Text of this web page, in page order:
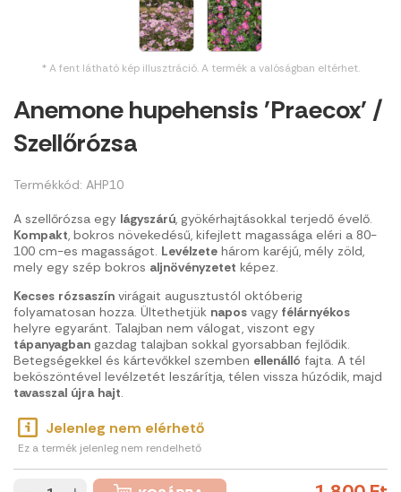
* A fent látható kép illusztráció. A termék a valóságban eltérhet.
Anemone hupehensis 'Praecox' /
Szellőrózsa
Termékkód: AHP10
A szellőrózsa egy lágyszárú, gyökérhajtásokkal terjedő évelő.
Kompakt, bokros növekedésű, kifejlett magassága eléri a 80-
100 cm-es magasságot. Levélzete három karéjú, mély zöld,
mely egy szép bokros aljnövényzetet képez.
Kecses rózsaszín virágait augusztustól októberig
folyamatosan hozza. Ültethetjük napos vagy félárnyékos
helyre egyaránt. Talajban nem válogat, viszont egy
tápanyagban gazdag talajban sokkal gyorsabban fejlődik.
Betegségekkel és kártevőkkel szemben ellenálló fajta. A tél
beköszöntével levélzetét leszárítja, télen vissza húzódik, majd
tavasszal újra hajt.
Jelenleg nem elérhető
Ez a termék jelenleg nem rendelhető